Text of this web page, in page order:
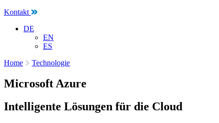
Kontakt
DE
EN
ES
Home
Technologie
Microsoft Azure
Intelligente Lösungen für die Cloud